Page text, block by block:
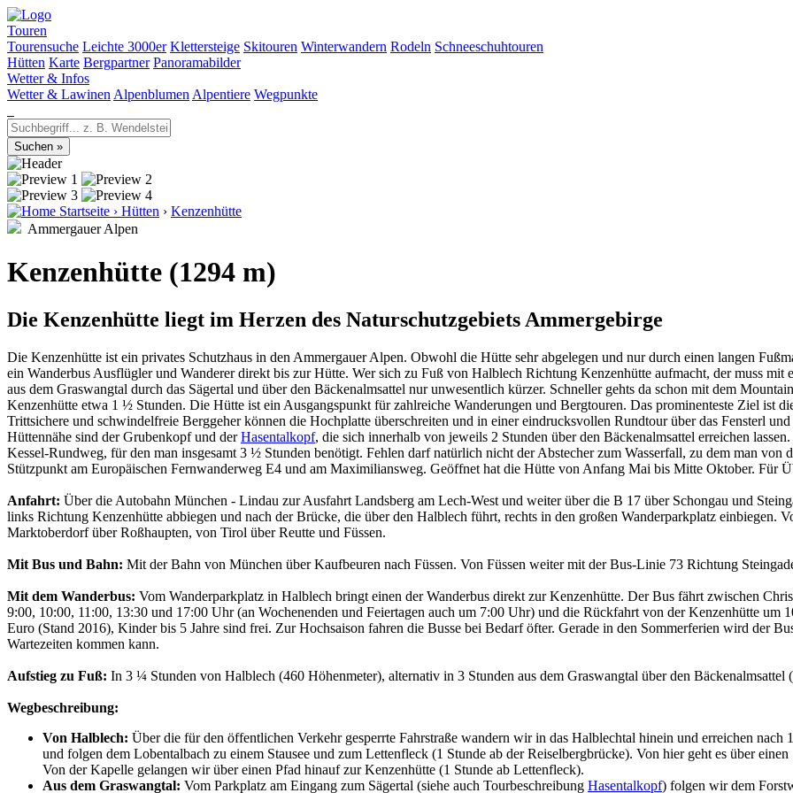
Touren
Tourensuche Leichte 3000er Klettersteige Skitouren Winterwandern Rodeln Schneeschuhtouren
Hütten Karte Bergpartner Panoramabilder
Wetter & Infos
Wetter & Lawinen Alpenblumen Alpentiere Wegpunkte
Startseite › Hütten › Kenzenhütte
Ammergauer Alpen
Kenzenhütte (1294 m)
Die Kenzenhütte liegt im Herzen des Naturschutzgebiets Ammergebirge
Die Kenzenhütte ist ein privates Schutzhaus in den Ammergauer Alpen. Obwohl die Hütte sehr abgelegen und nur durch einen langen
ein Wanderbus Ausflügler und Wanderer direkt bis zur Hütte. Wer sich zu Fuß von Halblech Richtung Kenzenhütte aufmacht, der muss
aus dem Graswangtal durch das Sägertal und über den Bäckenalmsattel nur unwesentlich kürzer. Schneller gehts da schon mit dem
Kenzenhütte etwa 1 ½ Stunden. Die Hütte ist ein Ausgangspunkt für zahlreiche Wanderungen und Bergtouren. Das prominenteste Ziel ist
Trittsichere und schwindelfreie Berggeher können die Hochplatte überschreiten und in einer eindrucksvollen Rundtour über das Fensterl
Hüttennähe sind der Grubenkopf und derHasentalkopf, die sich innerhalb von jeweils 2 Stunden über den Bäckenalmsattel erreichen
Kessel-Rundweg, für den man insgesamt 3 ½ Stunden benötigt. Fehlen darf natürlich nicht der Abstecher zum Wasserfall, zu dem man
Stützpunkt am Europäischen Fernwanderweg E4 und am Maximiliansweg. Geöffnet hat die Hütte von Anfang Mai bis Mitte Oktober. Für
Anfahrt: Über die Autobahn München - Lindau zur Ausfahrt Landsberg am Lech-West und weiter über die B 17 über Schongau und
links Richtung Kenzenhütte abbiegen und nach der Brücke, die über den Halblech führt, rechts in den großen Wanderparkplatz einbiegen.
Marktoberdorf über Roßhaupten, von Tirol über Reutte und Füssen.
Mit Bus und Bahn: Mit der Bahn von München über Kaufbeuren nach Füssen. Von Füssen weiter mit der Bus-Linie 73 Richtung
Mit dem Wanderbus: Vom Wanderparkplatz in Halblech bringt einen der Wanderbus direkt zur Kenzenhütte. Der Bus fährt zwischen
9:00, 10:00, 11:00, 13:30 und 17:00 Uhr (an Wochenenden und Feiertagen auch um 7:00 Uhr) und die Rückfahrt von der Kenzenhütte
Euro (Stand 2016), Kinder bis 5 Jahre sind frei. Zur Hochsaison fahren die Busse bei Bedarf öfter. Gerade in den Sommerferien wird der
Wartezeiten kommen kann.
Aufstieg zu Fuß: In 3 ¼ Stunden von Halblech (460 Höhenmeter), alternativ in 3 Stunden aus dem Graswangtal über den Bäckenalmsattel
Wegbeschreibung:
Von Halblech: Über die für den öffentlichen Verkehr gesperrte Fahrstraße wandern wir in das Halblechtal hinein und erreichen
und folgen dem Lobentalbach zu einem Stausee und zum Lettenfleck (1 Stunde ab der Reiselbergbrücke). Von hier geht es über
Von der Kapelle gelangen wir über einen Pfad hinauf zur Kenzenhütte (1 Stunde ab Lettenfleck).
Aus dem Graswangtal: Vom Parkplatz am Eingang zum Sägertal (siehe auch Tourbeschreibung Hasentalkopf) folgen wir dem